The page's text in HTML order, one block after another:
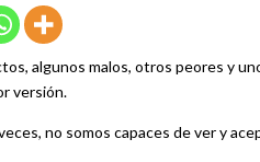
algunos malos, otros peores y
versión.
no somos capaces de ver y